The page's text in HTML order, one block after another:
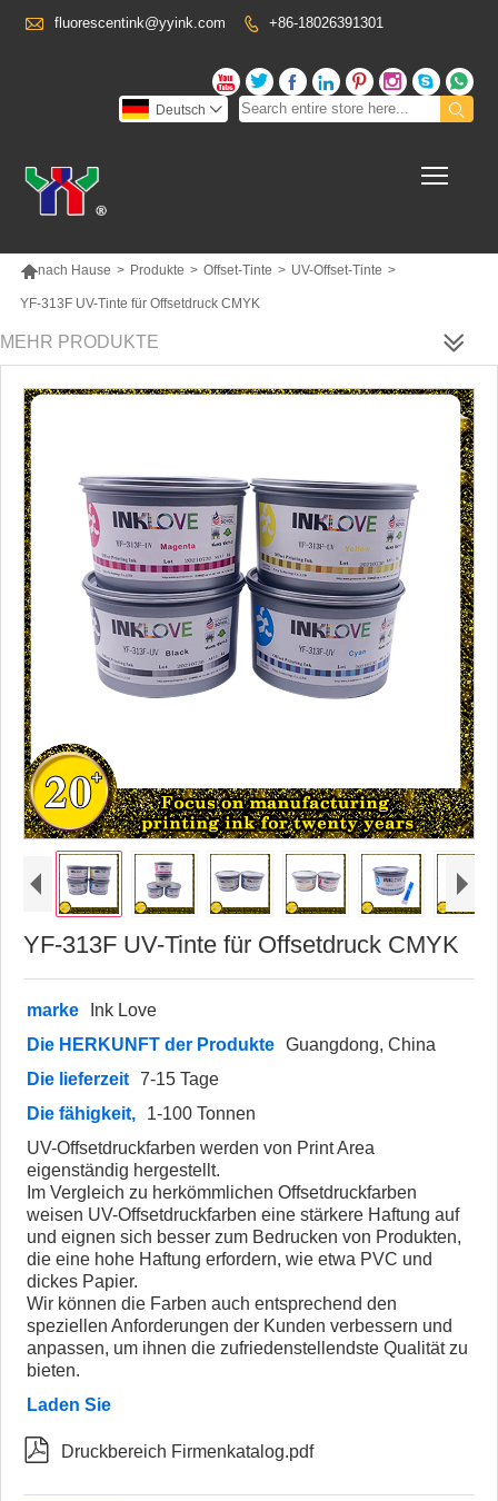
 fluorescentink@yyink.com  +86-18026391301
      


Deutsch 
nach Hause > Produkte > Offset-Tinte > UV-Offset-Tinte >
YF-313F UV-Tinte für Offsetdruck CMYK
MEHR PRODUKTE
YF-313F UV-Tinte für Offsetdruck CMYK
marke
Ink Love
Die HERKUNFT der Produkte Guangdong, China
Die lieferzeit 7-15 Tage
Die fähigkeit,
1-100 Tonnen
UV-Offsetdruckfarben werden von Print Area
eigenständig hergestellt.
Im Vergleich zu herkömmlichen Offsetdruckfarben
weisen UV-Offsetdruckfarben eine stärkere Haftung auf
und eignen sich besser zum Bedrucken von Produkten,
die eine hohe Haftung erfordern, wie etwa PVC und
dickes Papier.
Wir können die Farben auch entsprechend den
speziellen Anforderungen der Kunden verbessern und
anpassen, um ihnen die zufriedenstellendste Qualität zu
bieten.
Laden Sie
 Druckbereich Firmenkatalog.pdf